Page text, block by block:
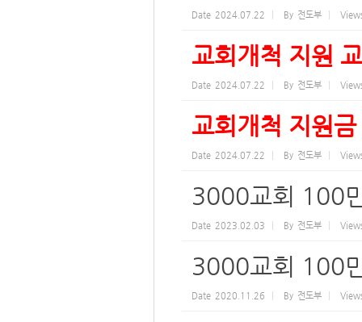
Date 2024.07.22 By 전도부
교회개척 지원
Date 2024.07.22 By 전도부
교회개척 지원
Date 2024.07.22 By 전도부
3000교회 100
Date 2023.02.03 By 전도부
3000교회 100
Date 2020.11.26 By 전도부